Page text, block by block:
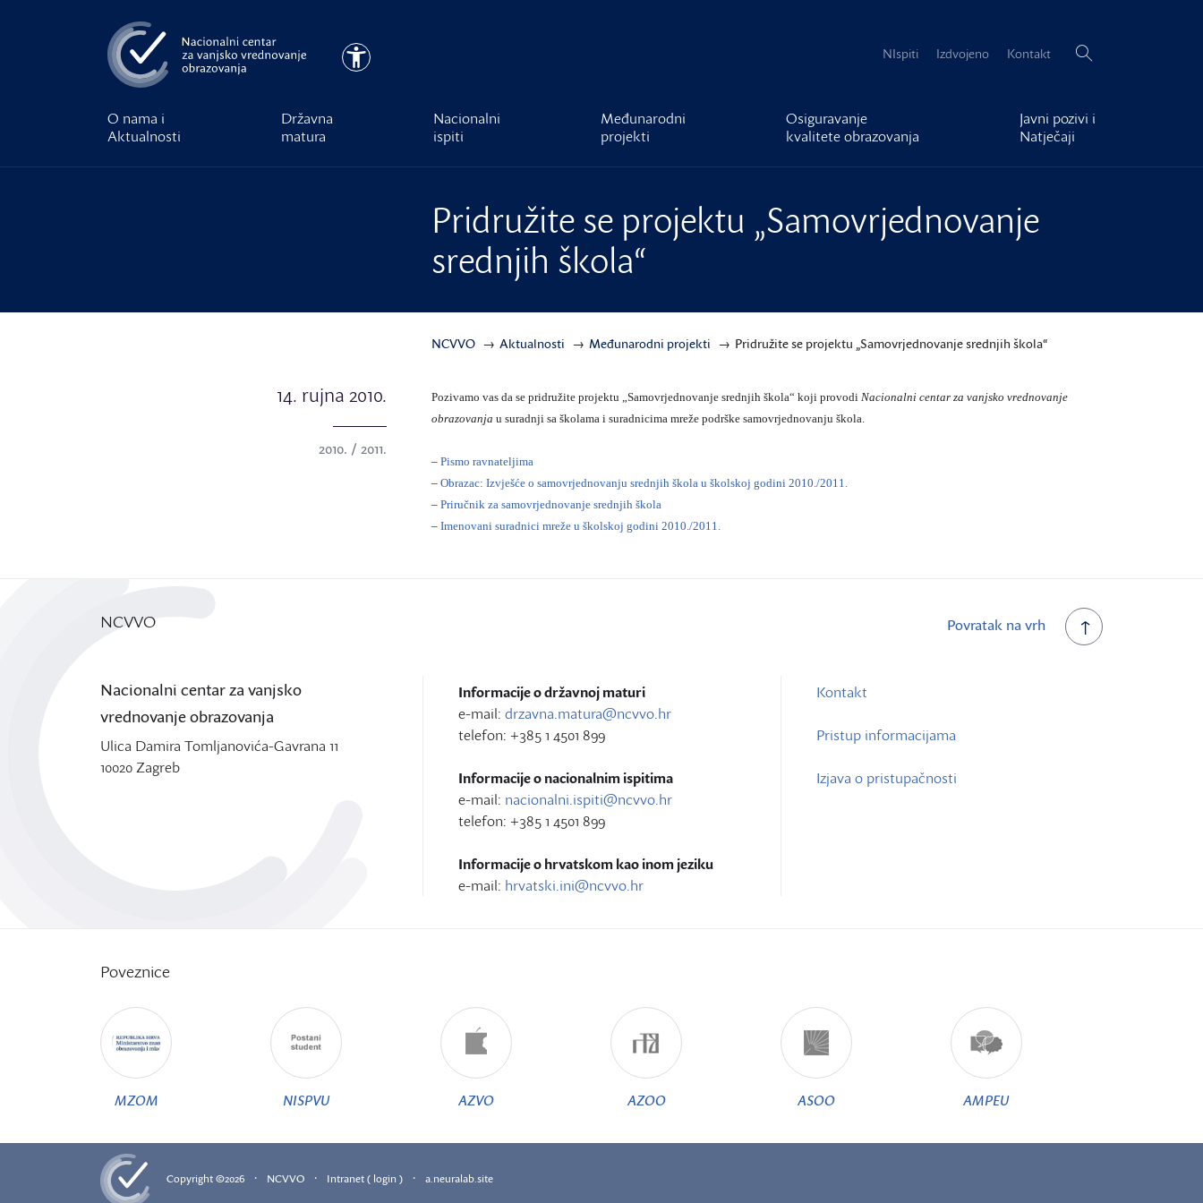
Pristupačnost NIspiti Izdvojeno Kontakt Pretraži:
O nama i
Aktualnosti
Državna
matura
Nacionalni
ispiti
Međunarodni
projekti
Osiguravanje
kvalitete obrazovanja
Javni pozivi i
Natječaji
Pridružite se projektu „Samovrjednovanje
srednjih škola“
NCVVO Aktualnosti Međunarodni projekti Pridružite se projektu „Samovrjednovanje srednjih škola“
14. rujna 2010.
2010. / 2011.
Pozivamo vas da se pridružite projektu „Samovrjednovanje srednjih škola“ koji provodi Nacionalni centar za vanjsko vrednovanje
obrazovanja u suradnji sa školama i suradnicima mreže podrške samovrjednovanju škola.
– Pismo ravnateljima
– Obrazac: Izvješće o samovrjednovanju srednjih škola u školskoj godini 2010./2011.
– Priručnik za samovrjednovanje srednjih škola
– Imenovani suradnici mreže u školskoj godini 2010./2011.
Povratak na vrh
NCVVO
Nacionalni centar za vanjsko
vrednovanje obrazovanja
Ulica Damira Tomljanovića-Gavrana 11
10020 Zagreb
Informacije o državnoj maturi
e-mail: drzavna.matura@ncvvo.hr
telefon: +385 1 4501 899
Informacije o nacionalnim ispitima
e-mail: nacionalni.ispiti@ncvvo.hr
telefon: +385 1 4501 899
Informacije o hrvatskom kao inom jeziku
e-mail: hrvatski.ini@ncvvo.hr
Kontakt
Pristup informacijama
Izjava o pristupačnosti
Poveznice
MZOM NISPVU AZVO AZOO ASOO AMPEU
Copyright ©2026 · NCVVO · Intranet ( login ) · a.neuralab.site